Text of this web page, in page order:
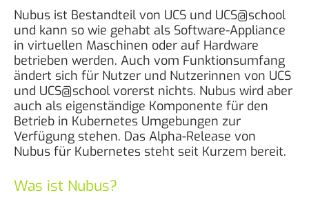
Nubus ist Bestandteil von UCS und UCS@school
und kann so wie gehabt als Software-Appliance
in virtuellen Maschinen oder auf Hardware
betrieben werden. Auch vom Funktionsumfang
ändert sich für Nutzer und Nutzerinnen von UCS
und UCS@school vorerst nichts. Nubus wird aber
auch als eigenständige Komponente für den
Betrieb in Kubernetes Umgebungen zur
Verfügung stehen. Das Alpha-Release von
Nubus für Kubernetes steht seit Kurzem bereit.
Was ist Nubus?